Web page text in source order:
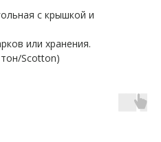
с крышкой и
или хранения.
Scotton)